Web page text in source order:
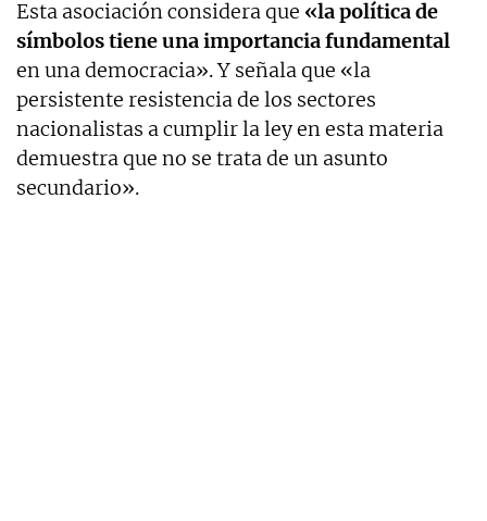
Esta asociación considera que «la política de
símbolos tiene una importancia fundamental
en una democracia». Y señala que «la
persistente resistencia de los sectores
nacionalistas a cumplir la ley en esta materia
demuestra que no se trata de un asunto
secundario».